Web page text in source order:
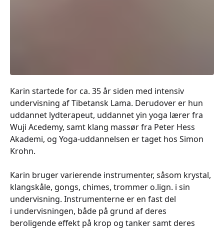
Karin startede for ca. 35 år siden med intensiv
undervisning af Tibetansk Lama. Derudover er hun
uddannet lydterapeut, uddannet yin yoga lærer fra
Wuji Acedemy, samt klang massør fra Peter Hess
Akademi, og Yoga-uddannelsen er taget hos Simon
Krohn.
Karin bruger varierende instrumenter, såsom krystal,
klangskåle, gongs, chimes, trommer o.lign. i sin
undervisning. Instrumenterne er en fast del
i undervisningen, både på grund af deres
beroligende effekt på krop og tanker samt deres